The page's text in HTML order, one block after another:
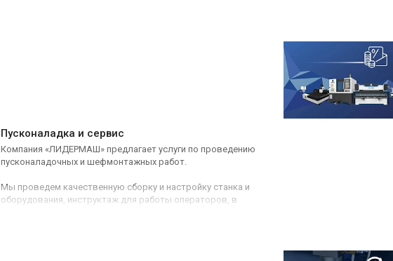
Пусконаладка и сервис
Компания «ЛИДЕРМАШ» предлагает услуги по проведению
пусконаладочных и шефмонтажных работ.
Мы проведем качественную сборку и настройку станка и
оборудования, инструктаж для работы операторов, в